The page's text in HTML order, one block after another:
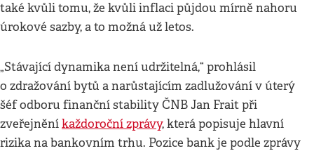
také kvůli tomu, že kvůli inflaci půjdou mírně nahoru
úrokové sazby, a to možná už letos.
„Stávající dynamika není udržitelná,“ prohlásil
o zdražování bytů a narůstajícím zadlužování v úterý
šéf odboru finanční stability ČNB Jan Frait při
zveřejněníkaždoroční zprávy, která popisuje hlavní
rizika na bankovním trhu. Pozice bank je podle zprávy